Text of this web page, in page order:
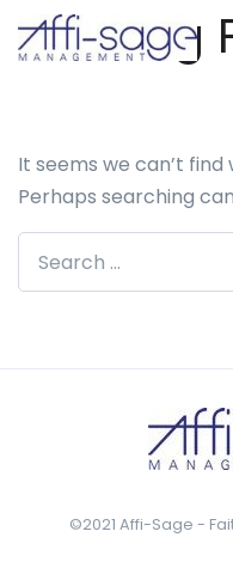
Nothing
It seems we can’t find
Perhaps searching
Search for:
©2021 Affi-Sage -